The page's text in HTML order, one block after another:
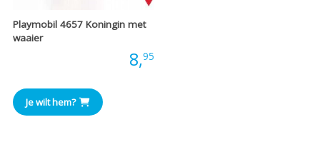
Playmobil 4657 Koningin met
waaier
8,95
Je wilt hem?